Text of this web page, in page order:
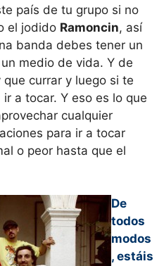
país de tu grupo si no
el jodido Ramoncin, así
banda debes tener un
medio de vida. Y de
currar y luego si te
a tocar. Y eso es lo que
cualquier
para ir a tocar
o peor hasta que el
De
todos
modos
, estáis